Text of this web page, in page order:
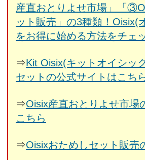
産直おとりよせ市場」「
ット販売」の3種類！Oisix(
をお得に始める方法をチェ
⇒Kit Oisix(キットオイシッ
セットの公式サイトはこち
⇒Oisix産直おとりよせ市場
こちら
⇒Oisixおためしセット販売